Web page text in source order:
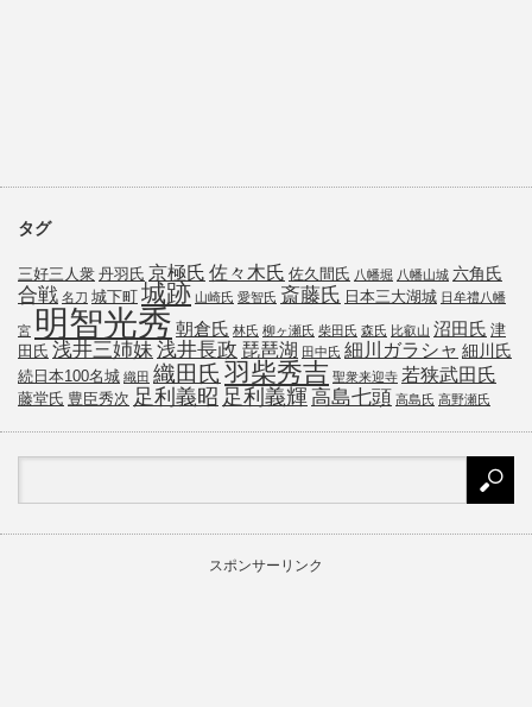
タグ
三好三人衆 丹羽氏 京極氏 佐々木氏 佐久間氏 八幡堀 八幡山城 六角氏
合戦 名刀 城下町 城跡 山崎氏 愛智氏 斎藤氏 日本三大湖城 日牟禮八幡
宮 明智光秀 朝倉氏 林氏 柳ヶ瀬氏 柴田氏 森氏 比叡山 沼田氏 津
田氏 浅井三姉妹 浅井長政 琵琶湖 田中氏 細川ガラシャ 細川氏
続日本100名城 織田 織田氏 羽柴秀吉 聖衆来迎寺 若狭武田氏
藤堂氏 豊臣秀次 足利義昭 足利義輝高島七頭 高島氏 高野瀬氏
スポンサーリンク